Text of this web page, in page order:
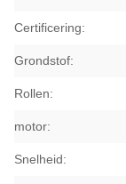
Certificering:
Grondstof:
Rollen:
motor:
Snelheid: